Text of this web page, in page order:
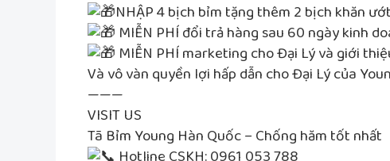
NHẬP 4 bịch bỉm tặng thêm 2 bịch khăn
MIỄN PHÍ đổi trả hàng sau 60 ngày kinh
MIỄN PHÍ marketing cho Đại Lý và giới
Và vô vàn quyền lợi hấp dẫn cho Đại Lý của
———
VISIT US
Tã Bỉm Young Hàn Quốc – Chống hăm tốt nhất
Hotline CSKH: 0961 053 788